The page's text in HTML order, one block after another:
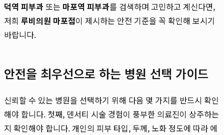
덕역 피부과 또는 마포역 피부과를 검색하며 고민하고 계신다면,
저희 루비의원 마포점이 제시하는 안전 기준을 꼭 확인해 보시기
바랍니다.
안전을 최우선으로 하는 병원 선택 가이드
신뢰할 수 있는 병원을 선택하기 위해 다음 몇 가지를 반드시 확인
해야 합니다. 첫째, 덴서티 시술 경험이 풍부한 의료진이 상주하는
지 확인해야 합니다. 개인의 피부 타입, 두께, 노화 정도에 따라 에